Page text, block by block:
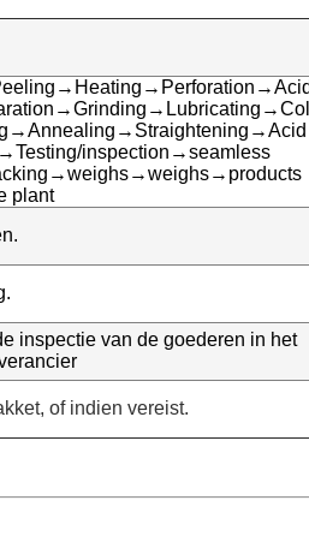
inspection→seamless
plant
inspectie van de goederen in het
of indien vereist.